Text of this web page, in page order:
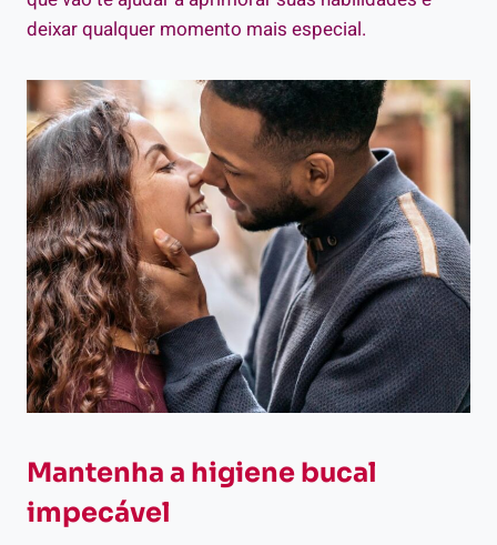
deixar qualquer momento mais especial.
Mantenha a higiene bucal
impecável